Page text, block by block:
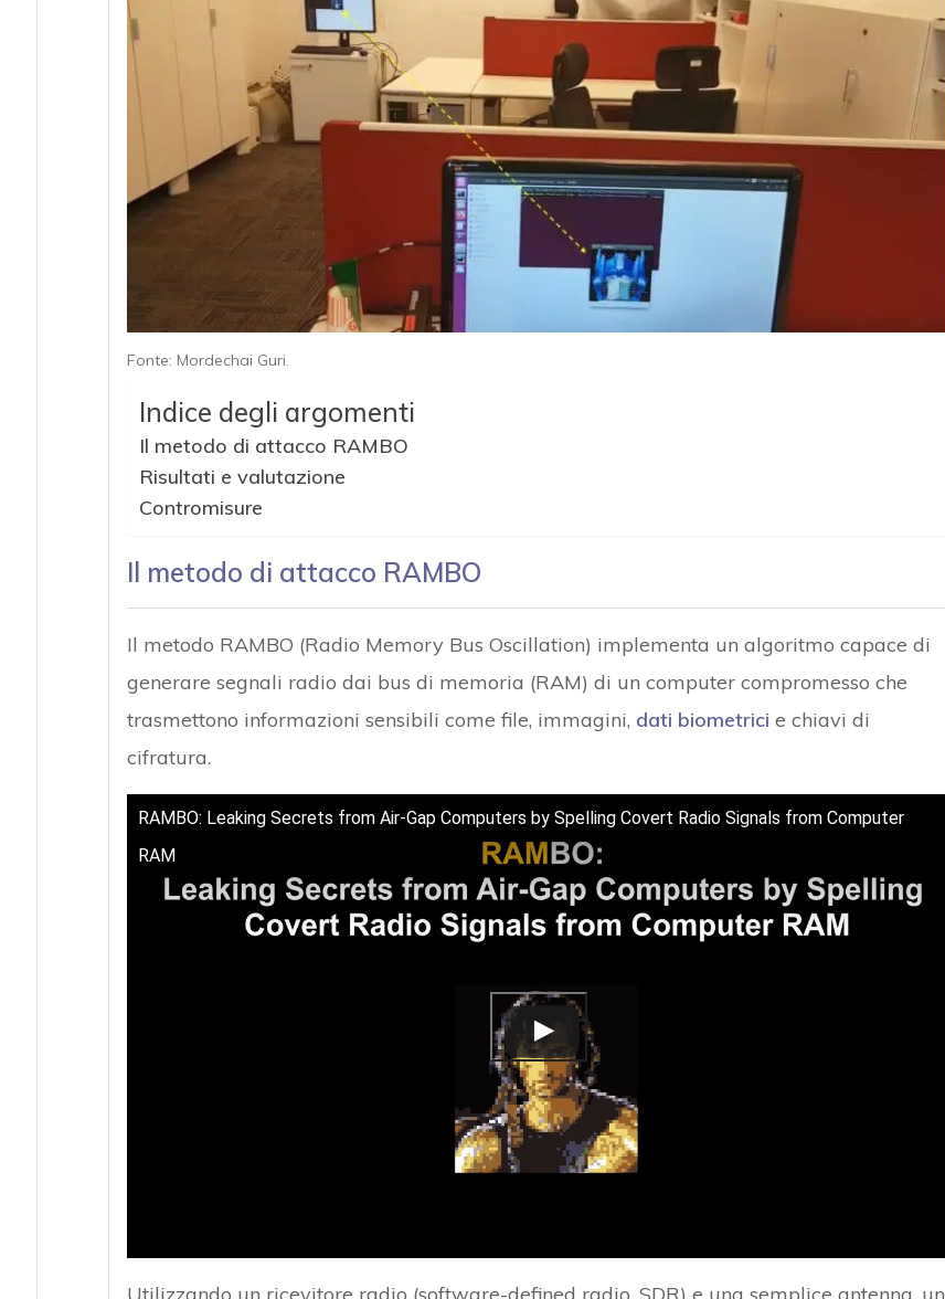
Fonte: Mordechai Guri.
Indice degli argomenti
Il metodo di attacco RAMBO
Risultati e valutazione
Contromisure
Il metodo di attacco RAMBO
Il metodo RAMBO (Radio Memory Bus Oscillation) implementa un algoritmo capace di
generare segnali radio dai bus di memoria (RAM) di un computer compromesso che
trasmettono informazioni sensibili come file, immagini, dati biometrici e chiavi di
cifratura.
RAMBO: Leaking Secrets from Air-Gap Computers by Spelling Covert Radio Signals from Computer
RAM
Utilizzando un ricevitore radio (software-defined radio, SDR) e una semplice antenna, un